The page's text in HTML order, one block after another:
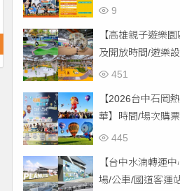
交通，免費入場！
9
【高雄親子遊樂
及開放時間/遊樂
場/交通一次看！
451
【2026台中石岡
華】時間/場次購
動/交通，土牛運
445
【台中水湳轉運
場/公車/國道客運